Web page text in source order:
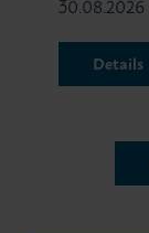
30.08.2026
Details